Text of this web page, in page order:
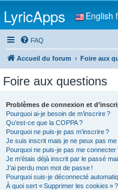
LyricApps English
FAQ
Accueil du forum Foire aux
Foire aux questions
Problèmes de connexion et
Pourquoi ai-je besoin de m’inscrire ?
Qu’est-ce que la COPPA ?
Pourquoi ne puis-je pas m’inscrire ?
Je suis inscrit mais je ne peux pas me
Pourquoi ne puis-je pas me connecter
Je m’étais déjà inscrit par le passé
J’ai perdu mon mot de passe !
Pourquoi suis-je déconnecté
À quoi sert « Supprimer les cookies » ?